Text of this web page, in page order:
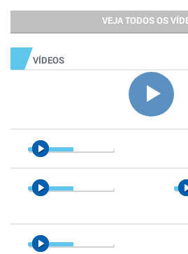
VEJA TODOS OS
VÍDEOS